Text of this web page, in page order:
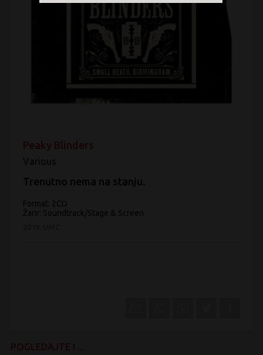
Various
Trenutno nema na stanju.
Format: 2CD
Žanr: Soundtrack/Stage & Screen